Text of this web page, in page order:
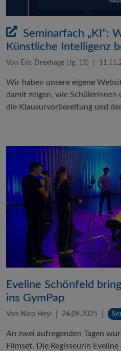
Seminarfach „KI“:
Künstliche Intelligenz
Von Eric Drexhage (Jg. 13)
Wir haben unsere eigene
damit zeigen, wie
die Klausurvorbereitung und
Eveline Schönfeld
ins GymPap
Von Nico Heyl 24.09.2025
An zwei aufregenden Tagen
Filmset. Die Regisseurin